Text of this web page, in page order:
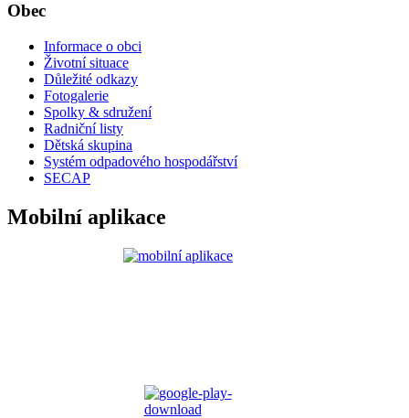
Obec
Informace o obci
Životní situace
Důležité odkazy
Fotogalerie
Spolky & sdružení
Radniční listy
Dětská skupina
Systém odpadového hospodářství
SECAP
Mobilní aplikace